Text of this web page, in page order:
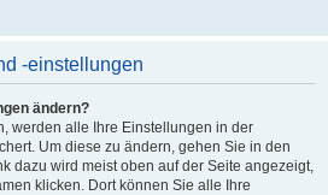
-einstellungen
ändern?
werden alle Ihre Einstellungen in der
Um diese zu ändern, gehen Sie in den
dazu wird meist oben auf der Seite angezeigt,
klicken. Dort können Sie alle Ihre